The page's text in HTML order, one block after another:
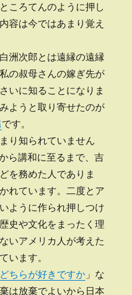
ころてんのように押し
容は今ではあまり覚え
洲次郎とは遠縁の遠縁
の叔母さんの嫁ぎ先が
いに知ることになりま
ようと取り寄せたのが
です。
り知られていません
ら講和に至るまで、吉
を務めた人でありま
れています。二度とア
ように作られ押しつけ
史や文化をまったく理
いアメリカ人が考えた
います。
ちらが好きですか 」な
は放棄でよいから日本